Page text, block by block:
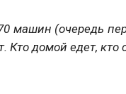
машин (очередь
Кто домой едет,